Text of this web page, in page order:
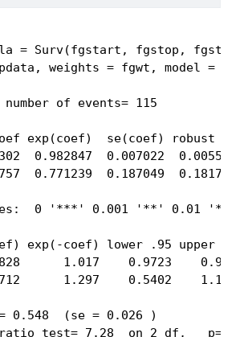
= Surv(fgstart, fgstop,
weights = fgwt, model = T)
number of events= 115
exp(coef)  se(coef) robust
0.982847  0.007022
0.771239  0.187049
0 '***' 0.001 '**' 0.01 '*'
exp(-coef) lower .95 upper .95
1.017    0.9723    0.9936
1.297    0.5402    1.1012
0.548  (se = 0.026 )
test= 7.28  on 2 df,